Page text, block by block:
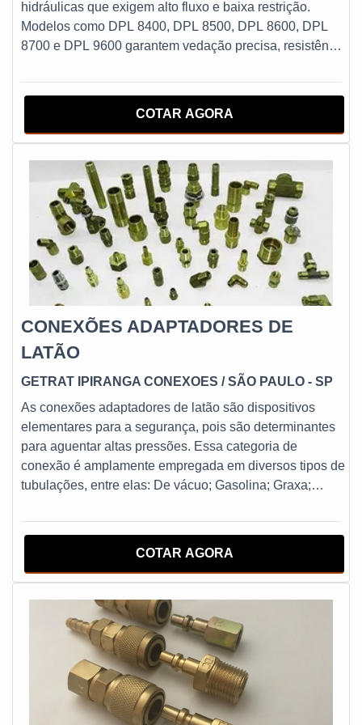
mangueira de Teflon e tenha a certeza de estar
investindo em um produto de qualidade superior.
hidráulicas que exigem alto fluxo e baixa restrição.
Modelos como DPL 8400, DPL 8500, DPL 8600, DPL
8700 e DPL 9600 garantem vedação precisa, resistência
versões com sistema de segurança, prevenindo
otimizam o desempenho em condições exigentes e de
alta demanda.
COTAR AGORA
CONEXÕES ADAPTADORES DE
LATÃO
GETRAT IPIRANGA CONEXOES / SÃO PAULO - SP
As conexões adaptadores de latão são dispositivos
elementares para a segurança, pois são determinantes
para aguentar altas pressões. Essa categoria de
conexão é amplamente empregada em diversos tipos de
tubulações, entre elas: De vácuo; Gasolina; Graxa;
para sistemas hidráulicos quanto pneumáticos, por isso,
entre outros.Vantagens das conex
COTAR AGORA